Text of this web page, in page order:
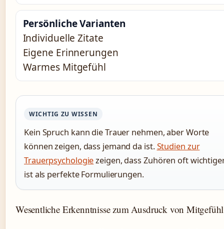
Persönliche Varianten
Individuelle Zitate
Eigene Erinnerungen
Warmes Mitgefühl
WICHTIG ZU WISSEN
Kein Spruch kann die Trauer nehmen, aber Worte
können zeigen, dass jemand da ist.Studien zur
Trauerpsychologiezeigen, dass Zuhören oft
ist als perfekte Formulierungen.
Wesentliche Erkenntnisse zum Ausdruck von Mitgefühl